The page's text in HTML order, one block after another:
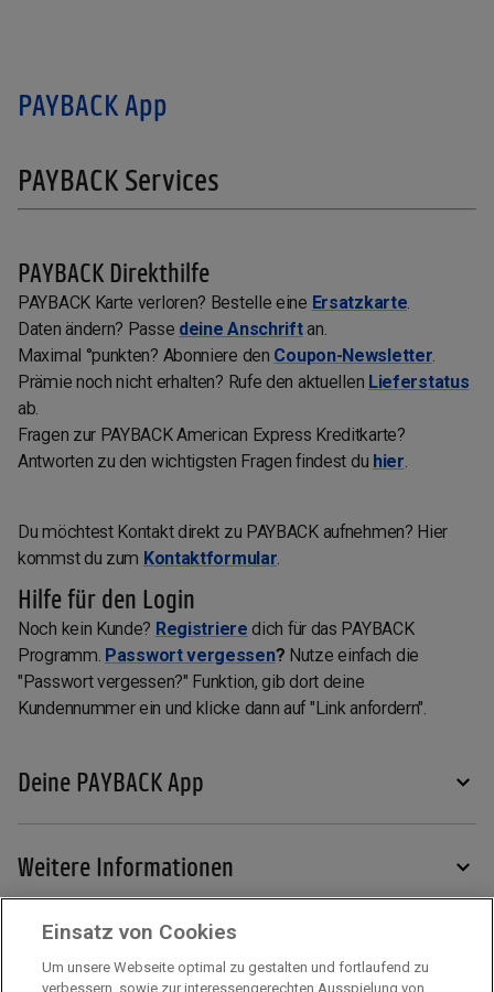
PAYBACK App
PAYBACK Services
PAYBACK Direkthilfe
PAYBACK Karte verloren? Bestelle eine Ersatzkarte.
Daten ändern? Passe deine Anschriftan.
Maximal °punkten? Abonniere den Coupon-Newsletter.
Prämie noch nicht erhalten? Rufe den aktuellen Lieferstatus
ab.
Fragen zur PAYBACK American Express Kreditkarte?
Antworten zu den wichtigsten Fragen findest du hier.
Du möchtest Kontakt direkt zu PAYBACK aufnehmen? Hier
kommst du zum Kontaktformular.
Hilfe für den Login
Noch kein Kunde? Registriere dich für das PAYBACK
Programm. Passwort vergessen? Nutze einfach die
"Passwort vergessen?" Funktion, gib dort deine
Kundennummer ein und klicke dann auf "Link anfordern".
Deine PAYBACK App
Weitere Informationen
Einsatz von Cookies
Um unsere Webseite optimal zu gestalten und fortlaufend zu
verbessern, sowie zur interessengerechten Ausspielung von